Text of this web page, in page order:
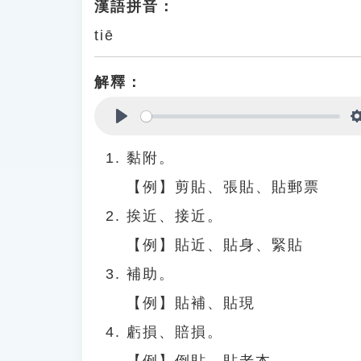
漢語拼音：
tiē
解釋：
黏附。
【例】剪貼、張貼、貼郵票
挨近、接近。
【例】貼近、貼身、緊貼
補助。
【例】貼補、貼現
虧損、賠損。